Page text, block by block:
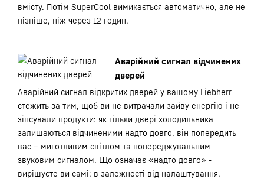
вмісту. Потім SuperCool вимикається автоматично, але не
пізніше, ніж через 12 годин.
Аварійний сигнал відчинених
дверей
Аварійний сигнал відкритих дверей у вашому Liebherr
стежить за тим, щоб ви не витрачали зайву енергію і не
зіпсували продукти: як тільки двері холодильника
залишаються відчиненими надто довго, він попередить
вас – миготливим світлом та попереджувальним
звуковим сигналом. Що означає «надто довго» -
вирішуєте ви самі: в залежності від налаштування,